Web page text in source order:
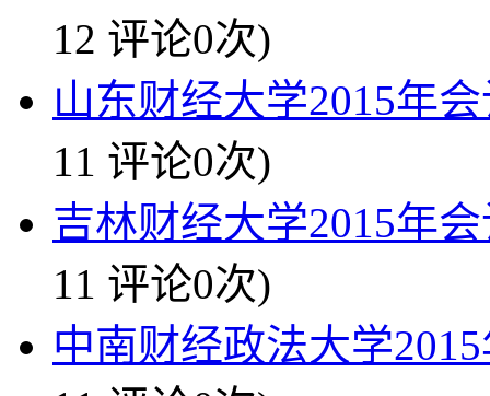
12 评论0次)
山东财经大学2015年
11 评论0次)
吉林财经大学2015年
11 评论0次)
中南财经政法大学